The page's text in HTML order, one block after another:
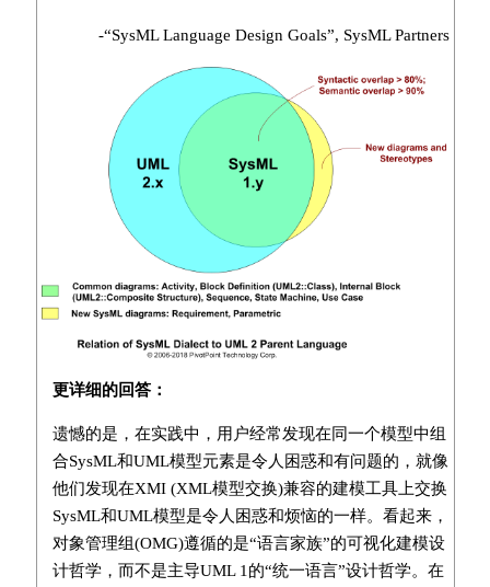
-“SysML Language Design Goals”, SysML Partners
更详细的回答：
遗憾的是，在实践中，用户经常发现在同一个模型中组
合SysML和UML模型元素是令人困惑和有问题的，就像
他们发现在XMI (XML模型交换)兼容的建模工具上交换
SysML和UML模型是令人困惑和烦恼的一样。看起来，
对象管理组(OMG)遵循的是“语言家族”的可视化建模设
计哲学，而不是主导UML 1的“统一语言”设计哲学。在